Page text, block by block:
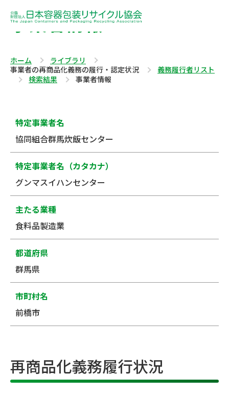
事業者情報
ホーム
ライブラリ
事業者の再商品化義務の履行・認定状況
義務履行者リスト
検索結果
事業者情報
特定事業者名
協同組合群馬炊飯センター
特定事業者名（カタカナ）
グンマスイハンセンター
主たる業種
食料品製造業
都道府県
群馬県
市町村名
前橋市
再商品化義務履行状況